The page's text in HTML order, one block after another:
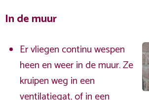
In de muur
Er vliegen continu wespen
heen en weer in de muur. Ze
kruipen weg in een